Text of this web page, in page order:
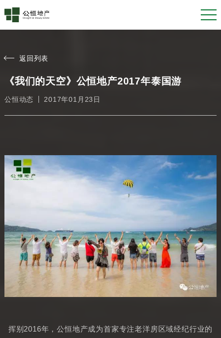
返回列表
《我们的天空》公恒地产2017年泰国游
公恒动态 2017年01月23日
挥别2016年，公恒地产成为首家专注老洋房区域经纪行业的